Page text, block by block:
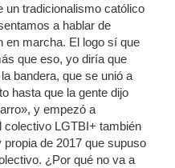
un tradicionalismo católico
a hablar de
en marcha. El logo sí que
que eso, yo diría que
bandera, que se unió a
hasta que la gente dijo
y empezó a
colectivo LGTBI+ también
de 2017 que supuso
¿Por qué no va a